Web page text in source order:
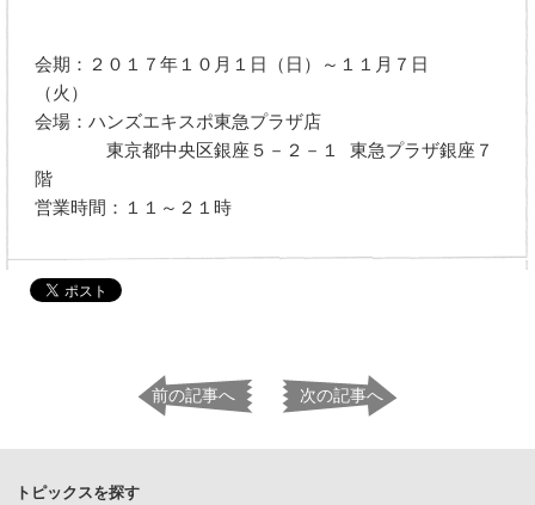
会期：２０１７年１０月１日（日）～１１月７日
（火）
会場：ハンズエキスポ東急プラザ店
東京都中央区銀座５－２－１ 東急プラザ銀座７
階
営業時間：１１～２１時
前の記事へ 次の記事へ
トピックスを探す